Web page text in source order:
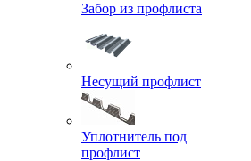
Забор из профлиста
Несущий профлист
Уплотнитель под
профлист